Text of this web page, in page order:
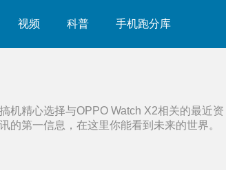
视频 科普 手机跑分库
机精心选择与OPPO Watch X2相关的最近资
的第一信息，在这里你能看到未来的世界。